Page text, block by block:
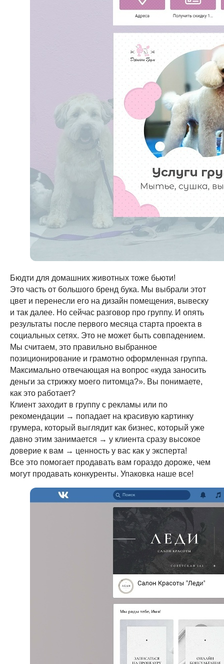
Бюдти для домашних животных тоже бьюти!
Это часть от большого бренд бука. Мы выбрали этот
цвет и перенесли его на дизайн помещения, вывеску
и так далее. Но сейчас разговор про группу. И опять
результаты после первого месяца старта проекта в
социальных сетях. Это не может быть совпадением.
Мы считаем, это правильно выбранное
позиционирование и грамотно оформленная группа.
Максимально отвечающая на вопрос «куда заносить
деньги за стрижку моего питомца?». Вы понимаете,
как это работает?
Клиент заходит в группу с рекламы или по
рекомендации → попадает на красивую картинку
грумера, который выглядит как бизнес, который уже
давно этим занимается → у клиента сразу высокое
доверие к вам → ценность у вас как у эксперта!
Все это помогает продавать вам гораздо дороже, чем
могут продавать конкуренты. Упаковка наше все!